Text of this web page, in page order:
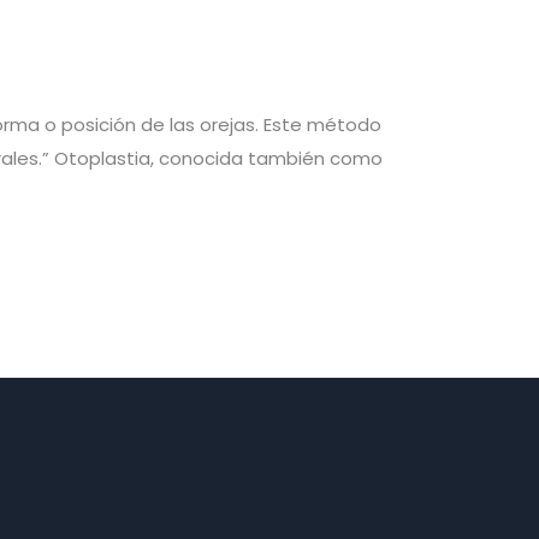
o posición de las orejas. Este método
Otoplastia, conocida también como